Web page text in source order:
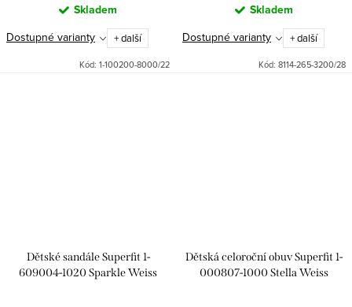
Skladem
Dostupné varianty + další
Kód: 1-100200-8000/22
Skladem
Dostupné varianty + další
Kód: 8114-265-3200/28
Dětské sandále Superfit 1-
609004-1020 Sparkle Weiss
Dětská celoroční obuv Superfit 1-
000807-1000 Stella Weiss